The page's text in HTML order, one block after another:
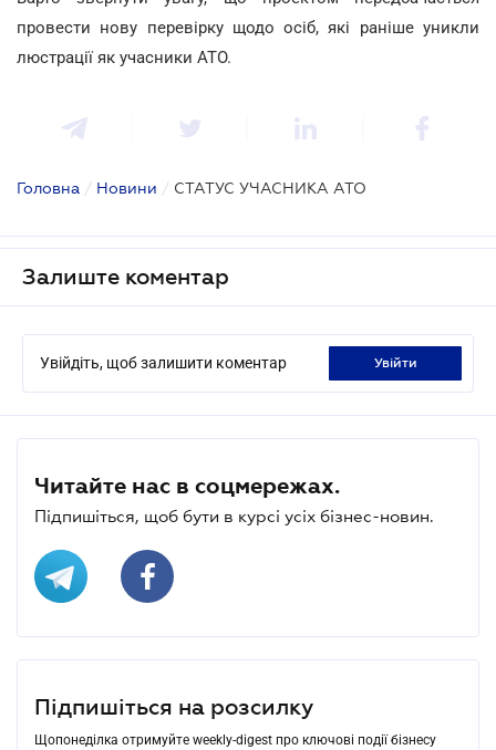
провести нову перевірку щодо осіб, які раніше уникли
люстрації як учасники АТО.
Головна / Новини / СТАТУС УЧАСНИКА АТО
Залиште коментар
Увійдіть, щоб залишити коментар увійти
Читайте нас в соцмережах.
Підпишіться, щоб бути в курсі усіх бізнес-новин.
Підпишіться на розсилку
Щопонеділка отримуйте weekly-digest про ключові події бізнесу